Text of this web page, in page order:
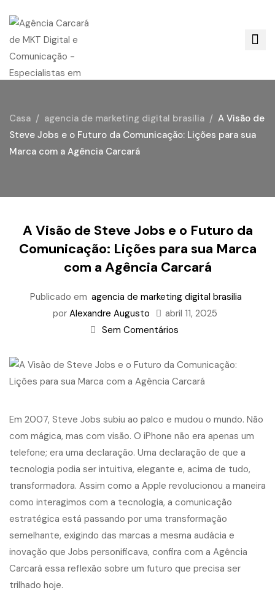
Casa agencia de marketing digital brasilia
A Visão de
Steve Jobs e o Futuro da Comunicação: Lições para sua
Marca com a Agência Carcará
A Visão de Steve Jobs e o Futuro da
Comunicação: Lições para sua Marca
com a Agência Carcará
Publicado em agencia de marketing digital brasilia
por Alexandre Augusto
abril 11, 2025
Sem Comentários
Em 2007, Steve Jobs subiu ao palco e mudou o mundo. Não
com mágica, mas com visão. O iPhone não era apenas um
telefone; era uma declaração. Uma declaração de que a
tecnologia podia ser intuitiva, elegante e, acima de tudo,
transformadora. Assim como a Apple revolucionou a maneira
como interagimos com a tecnologia, a comunicação
estratégica está passando por uma transformação
semelhante, exigindo das marcas a mesma audácia e
inovação que Jobs personificava, confira com a Agência
Carcará essa reflexão sobre um futuro que precisa ser
trilhado hoje.